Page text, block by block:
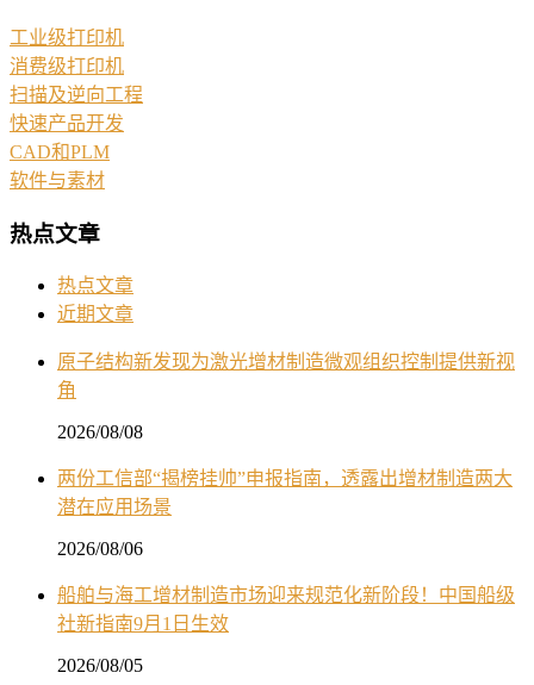
工业级打印机
消费级打印机
扫描及逆向工程
快速产品开发
CAD和PLM
软件与素材
热点文章
热点文章
近期文章
原子结构新发现为激光增材制造微观组织控制提供新视
角
2026/08/08
两份工信部“揭榜挂帅”申报指南，透露出增材制造两大
潜在应用场景
2026/08/06
船舶与海工增材制造市场迎来规范化新阶段！中国船级
社新指南9月1日生效
2026/08/05